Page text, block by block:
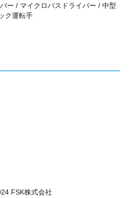
ー / マイクロバスドライバー / 中型
ク運転手
FSK株式会社